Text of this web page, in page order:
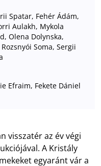
Spatar, Fehér Ádám,
Aulakh, Mykola
Olena Dolynska,
Soma, Sergii
Efraim, Fekete Dániel
visszatér az év végi
A Kristály
egyaránt vár a